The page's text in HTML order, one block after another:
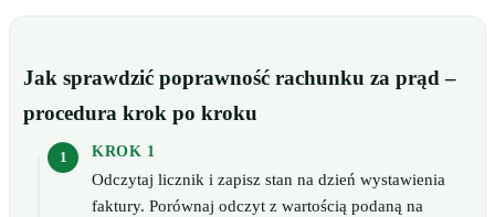
Jak sprawdzić poprawność rachunku za prąd –
procedura krok po kroku
KROK 1
Odczytaj licznik i zapisz stan na dzień wystawienia
faktury. Porównaj odczyt z wartością podaną na